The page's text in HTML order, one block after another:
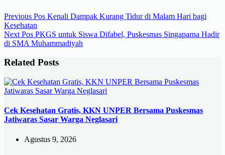
Previous Pos Kenali Dampak Kurang Tidur di Malam Hari bagi
Kesehatan
Next Pos PKGS untuk Siswa Difabel, Puskesmas Singaparna Hadir
di SMA Muhammadiyah
Related Posts
Cek Kesehatan Gratis, KKN UNPER Bersama Puskesmas
Jatiwaras Sasar Warga Neglasari
Agustus 9, 2026